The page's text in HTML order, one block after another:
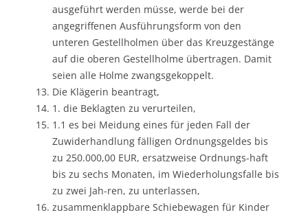
ausgeführt werden müsse, werde bei der
angegriffenen Ausführungsform von den
unteren Gestellholmen über das Kreuzgestänge
auf die oberen Gestellholme übertragen. Damit
seien alle Holme zwangsgekoppelt.
Die Klägerin beantragt,
1. die Beklagten zu verurteilen,
1.1 es bei Meidung eines für jeden Fall der
Zuwiderhandlung fälligen Ordnungsgeldes bis
zu 250.000,00 EUR, ersatzweise Ordnungs-haft
bis zu sechs Monaten, im Wiederholungsfalle bis
zu zwei Jah-ren, zu unterlassen,
zusammenklappbare Schiebewagen für Kinder